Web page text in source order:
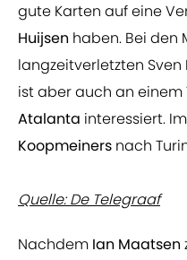
gute Karten auf eine
Huijsen haben. Bei den
langzeitverletzten
ist aber auch an
Atalanta interessiert.
Koopmeiners nach
Quelle: De Telegraaf
Nachdem Ian Maatsen